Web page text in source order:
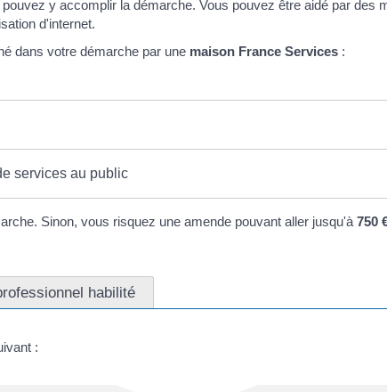
y accomplir la démarche. Vous pouvez être aidé par des
d'internet.
dans votre démarche par une maison France Services :
services au public
Sinon, vous risquez une amende pouvant aller jusqu'à 750
habilité
: